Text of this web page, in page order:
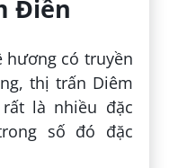
Điền
hương có truyền
thị trấn Diêm
là nhiều đặc
số đó đặc